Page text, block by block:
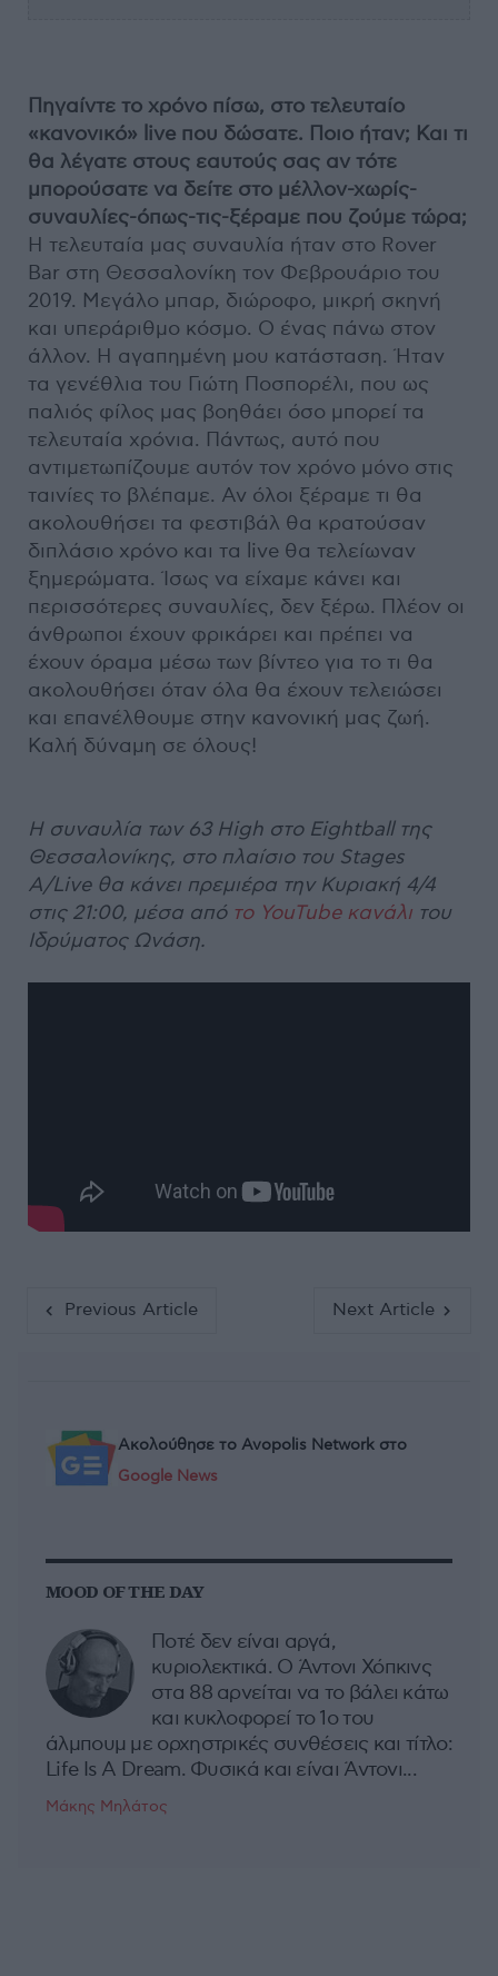
Πηγαίντε το χρόνο πίσω, στο τελευταίο
«κανονικό» live που δώσατε. Ποιο ήταν; Και τι
θα λέγατε στους εαυτούς σας αν τότε
μπορούσατε να δείτε στο μέλλον-χωρίς-
συναυλίες-όπως-τις-ξέραμε που ζούμε τώρα;
Η τελευταία μας συναυλία ήταν στο Rover
Bar στη Θεσσαλονίκη τον Φεβρουάριο του
2019. Μεγάλο μπαρ, διώροφο, μικρή σκηνή
και υπεράριθμο κόσμο. Ο ένας πάνω στον
άλλον. Η αγαπημένη μου κατάσταση. Ήταν
τα γενέθλια του Γιώτη Ποσπορέλι, που ως
παλιός φίλος μας βοηθάει όσο μπορεί τα
τελευταία χρόνια. Πάντως, αυτό που
αντιμετωπίζουμε αυτόν τον χρόνο μόνο στις
ταινίες το βλέπαμε. Αν όλοι ξέραμε τι θα
ακολουθήσει τα φεστιβάλ θα κρατούσαν
διπλάσιο χρόνο και τα live θα τελείωναν
ξημερώματα. Ίσως να είχαμε κάνει και
περισσότερες συναυλίες, δεν ξέρω. Πλέον οι
άνθρωποι έχουν φρικάρει και πρέπει να
έχουν όραμα μέσω των βίντεο για το τι θα
ακολουθήσει όταν όλα θα έχουν τελειώσει
και επανέλθουμε στην κανονική μας ζωή.
Καλή δύναμη σε όλους!
H συναυλία των 63 High στο Eightball της
Θεσσαλονίκης, στο πλαίσιο του Stages
A/Live θα κάνει πρεμιέρα την Κυριακή 4/4
στις 21:00, μέσα από το YouTube κανάλι του
Ιδρύματος Ωνάση.
Previous Article Next Article
Ακολούθησε το Avopolis Network στο
Google News
MOOD OF THE DAY
Ποτέ δεν είναι αργά,
κυριολεκτικά. Ο Άντονι Χόπκινς
στα 88 αρνείται να το βάλει κάτω
και κυκλοφορεί το 1ο του
άλμπουμ με ορχηστρικές συνθέσεις και τίτλο:
Life Is A Dream. Φυσικά και είναι Άντονι...
Μάκης Μηλάτος